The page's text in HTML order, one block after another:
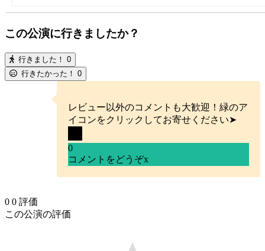
この公演に行きましたか？
行きました！ 0
行きたかった！ 0
レビュー以外のコメントも大歓迎！緑のア
イコンをクリックしてお寄せください➤
0
コメントをどうぞx
0 0 評価
この公演の評価